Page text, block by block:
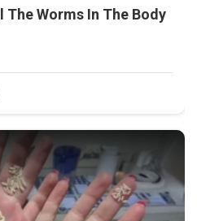
The Worms In The Body